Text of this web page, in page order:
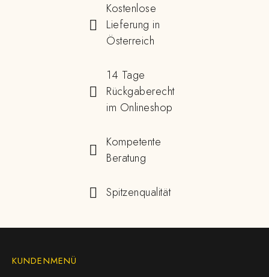
Kostenlose
Lieferung in
Österreich
14 Tage
Rückgaberecht
im Onlineshop
Kompetente
Beratung
Spitzenqualität
KUNDENMENÜ